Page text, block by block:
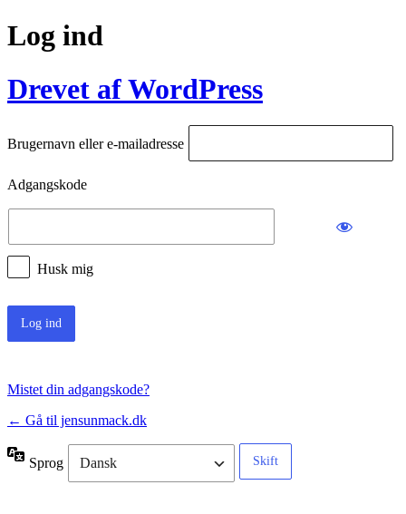
Log ind
Drevet af WordPress
Brugernavn eller e-mailadresse
Adgangskode
Husk mig
Mistet din adgangskode?
← Gå til jensunmack.dk
Sprog